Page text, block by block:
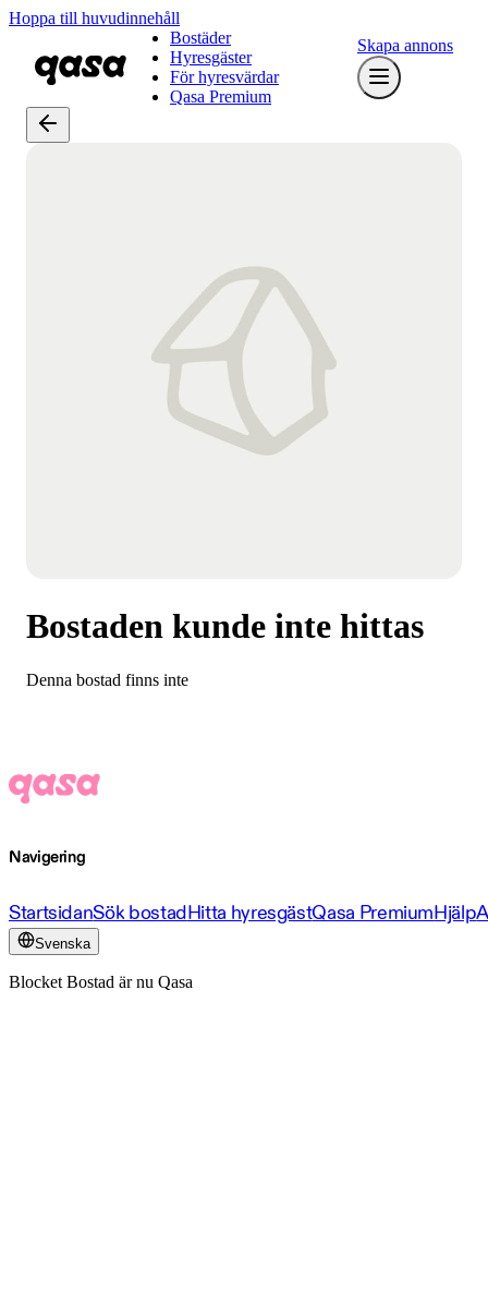
Hoppa till huvudinnehåll
Bostäder
Hyresgäster
För hyresvärdar
Qasa Premium
Skapa annons
Bostaden kunde inte hittas
Denna bostad finns inte
Navigering
StartsidanSök bostadHitta hyresgästQasa PremiumHjälp
Svenska
Blocket Bostad är nu Qasa